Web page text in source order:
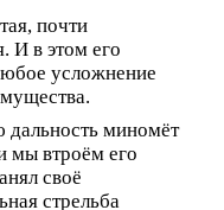
почти
И в этом его
усложнение
миномёт
мы втроём его
своё
стрельба